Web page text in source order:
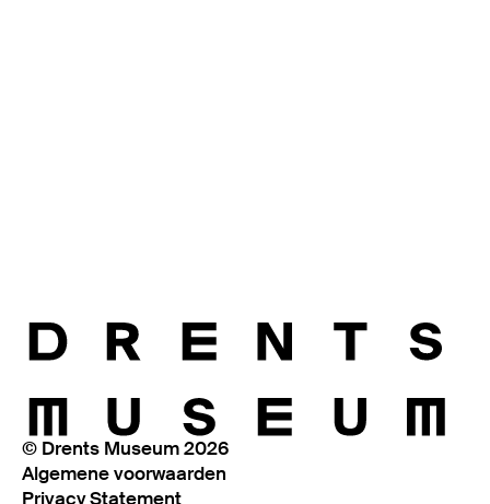
© Drents Museum 2026
Algemene voorwaarden
Privacy Statement